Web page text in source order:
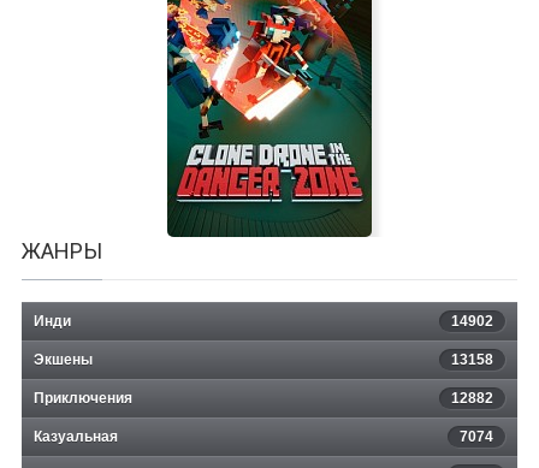
Insignificant
Clone Drone in the Danger Zone
ЖАНРЫ
Инди 14902
Экшены 13158
Приключения 12882
Казуальная 7074